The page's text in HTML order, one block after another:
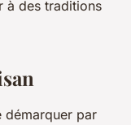
à des traditions
démarquer par